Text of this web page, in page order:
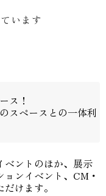
います
ス！
スペースとの一体利
ベントのほか、展示
ンイベント、CM・
けます。